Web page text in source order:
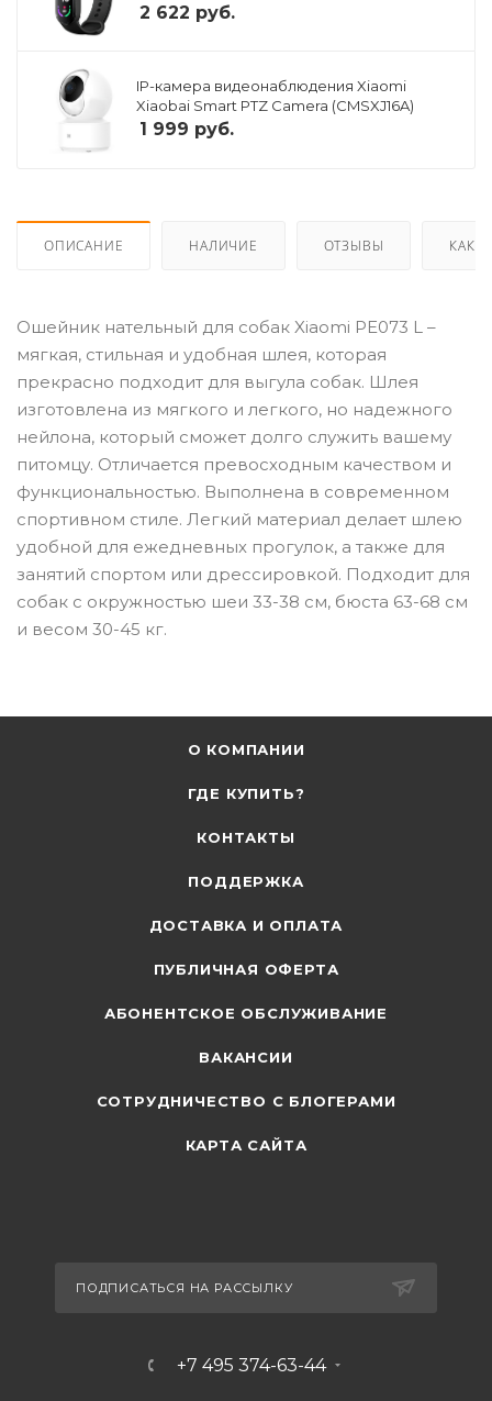
2 622 руб.
IP-камера видеонаблюдения Xiaomi
Xiaobai Smart PTZ Camera (CMSXJ16A)
1 999 руб.
ОПИСАНИЕ НАЛИЧИЕ ОТЗЫВЫ КАК
Ошейник нательный для собак Xiaomi PE073 L –
мягкая, стильная и удобная шлея, которая
прекрасно подходит для выгула собак. Шлея
изготовлена из мягкого и легкого, но надежного
нейлона, который сможет долго служить вашему
питомцу. Отличается превосходным качеством и
функциональностью. Выполнена в современном
спортивном стиле. Легкий материал делает шлею
удобной для ежедневных прогулок, а также для
занятий спортом или дрессировкой. Подходит для
собак с окружностью шеи 33-38 см, бюста 63-68 см
и весом 30-45 кг.
О КОМПАНИИ
ГДЕ КУПИТЬ?
КОНТАКТЫ
ПОДДЕРЖКА
ДОСТАВКА И ОПЛАТА
ПУБЛИЧНАЯ ОФЕРТА
АБОНЕНТСКОЕ ОБСЛУЖИВАНИЕ
ВАКАНСИИ
СОТРУДНИЧЕСТВО С БЛОГЕРАМИ
КАРТА САЙТА
ПОДПИСАТЬСЯ НА РАССЫЛКУ
+7 495 374-63-44